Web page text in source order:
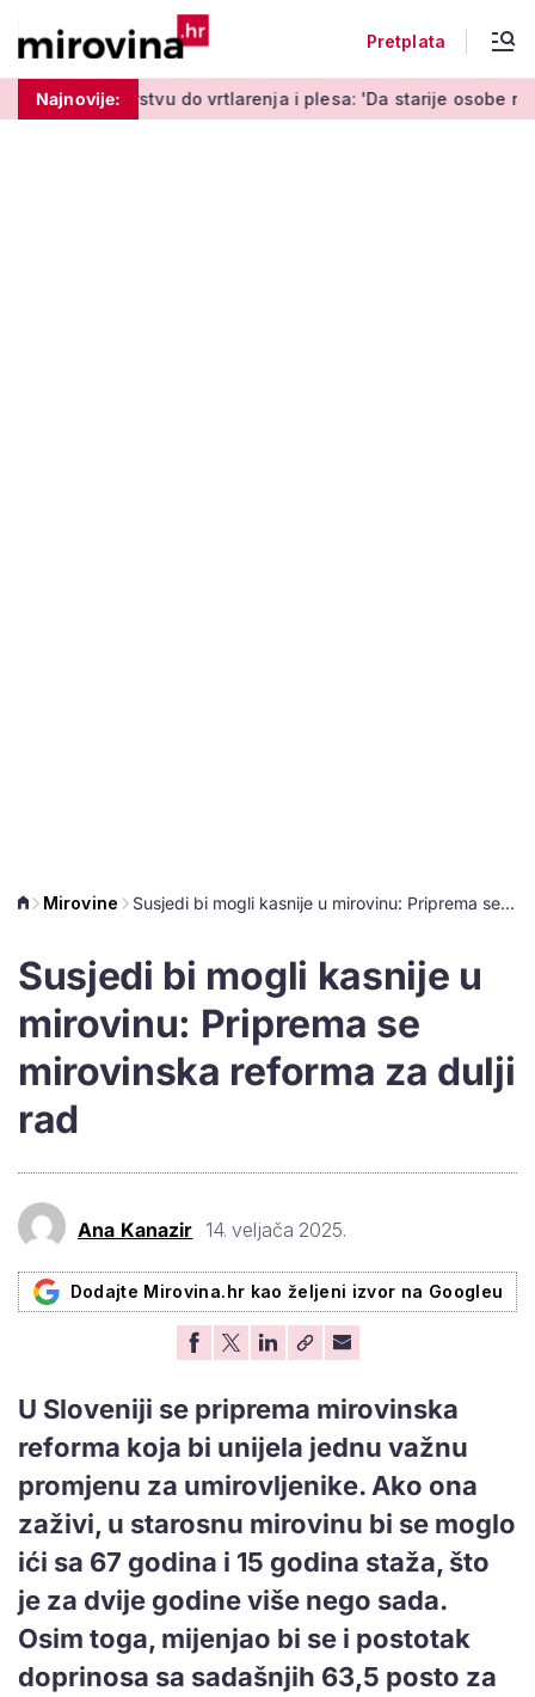
Pretplata
Najnovije:
vrtlarenja i plesa: 'Da starije osobe ne ostavimo same'
Mirovine Susjedi bi mogli kasnije u mirovinu: Priprema se mirovinska reforma za dulji rad
Susjedi bi mogli kasnije u
mirovinu: Priprema se
mirovinska reforma za dulji
rad
Ana Kanazir 14. veljača 2025.
Dodajte Mirovina.hr kao željeni izvor na Googleu
U Sloveniji se priprema mirovinska
reforma koja bi unijela jednu važnu
promjenu za umirovljenike. Ako ona
zaživi, u starosnu mirovinu bi se moglo
ići sa 67 godina i 15 godina staža, što
je za dvije godine više nego sada.
Osim toga, mijenjao bi se i postotak
doprinosa sa sadašnjih 63,5 posto za